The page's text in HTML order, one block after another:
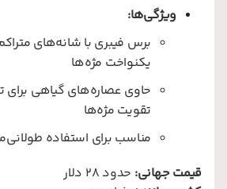
ویژگی‌ها:
برس فیبری با شانه‌های
یکنواخت مژه‌ها
حاوی عصاره‌های گیاهی برای
تقویت مژه‌ها
مناسب برای استفاده
قیمت جهانی: حدود 28 دلار